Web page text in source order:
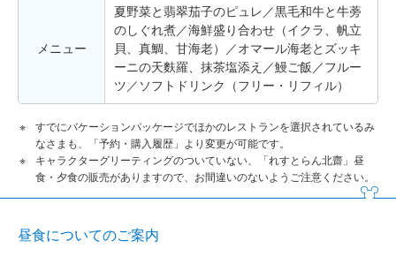
メニュー
夏野菜と翡翠茄子のピュレ／黒毛和牛と牛蒡
のしぐれ煮／海鮮盛り合わせ（イクラ、帆立
貝、真鯛、甘海老）／オマール海老とズッキ
ーニの天麩羅、抹茶塩添え／鰻ご飯／フルー
ツ／ソフトドリンク（フリー・リフィル）
すでにバケーションパッケージでほかのレストランを選択されているみ
なさまも、「予約・購入履歴」より変更が可能です。
キャラクターグリーティングのついていない、「れすとらん北齋」昼
食・夕食の販売がありますので、お間違いのないようご注意ください。
昼食についてのご案内